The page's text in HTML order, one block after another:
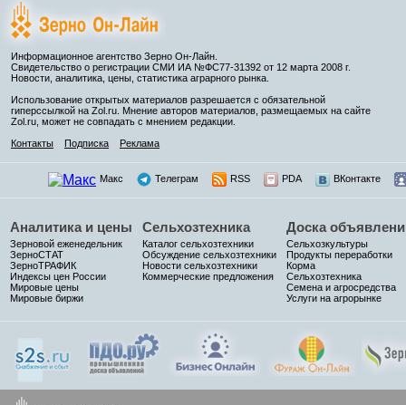
Информационное агентство Зерно Он-Лайн.
Свидетельство о регистрации СМИ ИА №ФС77-31392 от 12 марта 2008 г.
Новости, аналитика, цены, статистика аграрного рынка.
Использование открытых материалов разрешается с обязательной
гиперссылкой на Zol.ru. Мнение авторов материалов, размещаемых на сайте
Zol.ru, может не совпадать с мнением редакции.
Контакты
Подписка Реклама
Макс Телеграм RSS PDA ВКонтакте
Аналитика и цены
Зерновой еженедельник
ЗерноСТАТ
ЗерноТРАФИК
Индексы цен России
Мировые цены
Мировые биржи
Сельхозтехника
Каталог сельхозтехники
Обсуждение сельхозтехники
Новости сельхозтехники
Коммерческие предложения
Доска
Сельхозкультуры
Продукты переработки
Корма
Сельхозтехника
Семена и агросредства
Услуги на агрорынке